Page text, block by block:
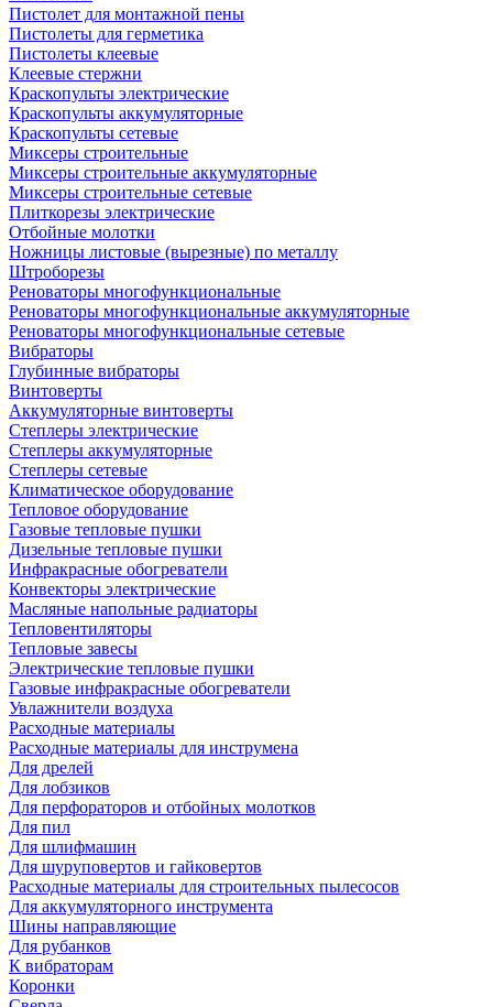
Пистолет для монтажной пены
Пистолеты для герметика
Пистолеты клеевые
Клеевые стержни
Краскопульты электрические
Краскопульты аккумуляторные
Краскопульты сетевые
Миксеры строительные
Миксеры строительные аккумуляторные
Миксеры строительные сетевые
Плиткорезы электрические
Отбойные молотки
Ножницы листовые (вырезные) по металлу
Штроборезы
Реноваторы многофункциональные
Реноваторы многофункциональные аккумуляторные
Реноваторы многофункциональные сетевые
Вибраторы
Глубинные вибраторы
Винтоверты
Аккумуляторные винтоверты
Степлеры электрические
Степлеры аккумуляторные
Степлеры сетевые
Климатическое оборудование
Тепловое оборудование
Газовые тепловые пушки
Дизельные тепловые пушки
Инфракрасные обогреватели
Конвекторы электрические
Масляные напольные радиаторы
Тепловентиляторы
Тепловые завесы
Электрические тепловые пушки
Газовые инфракрасные обогреватели
Увлажнители воздуха
Расходные материалы
Расходные материалы для инструмена
Для дрелей
Для лобзиков
Для перфораторов и отбойных молотков
Для пил
Для шлифмашин
Для шуруповертов и гайковертов
Расходные материалы для строительных пылесосов
Для аккумуляторного инструмента
Шины направляющие
Для рубанков
К вибраторам
Коронки